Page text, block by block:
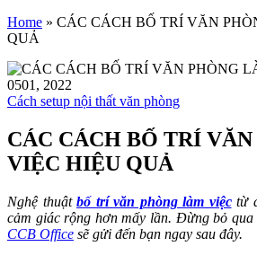
Home » CÁC CÁCH BỐ TRÍ VĂN
QUẢ
0501, 2022
Cách setup nội thất văn phòng
CÁC CÁCH BỐ TRÍ
VIỆC HIỆU QUẢ
Nghệ thuật bố trí văn phòng làm việctừ
cảm giác rộng hơn mấy lần. Đừng bỏ
CCB Office sẽ gửi đến bạn ngay sau đây.